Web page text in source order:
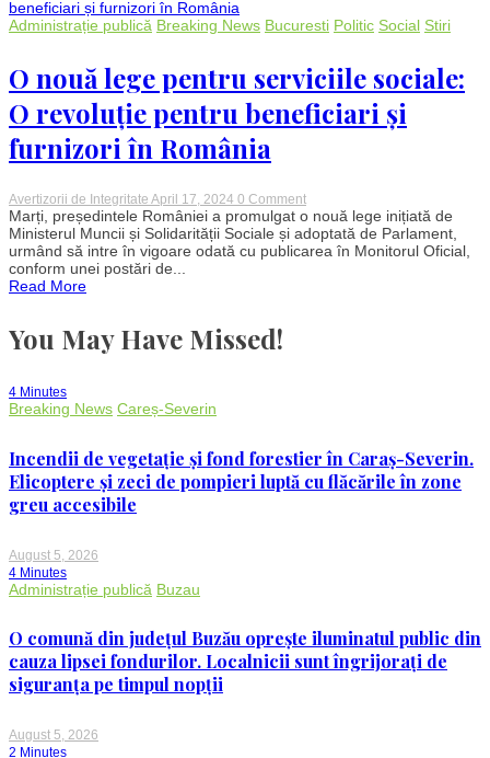
cu
1
Administrație publică Breaking News Bucuresti Politic Social Stiri
O nouă lege pentru serviciile sociale:
O revoluție pentru beneficiari și
furnizori în România
Avertizorii de Integritate April 17, 2024 0 Commenton
O
nouă
lege
pentru
Marți, președintele României a promulgat o nouă lege inițiată de
Ministerul Muncii și Solidarității Sociale și adoptată de Parlament,
urmând să intre în vigoare odată cu publicarea în Monitorul Oficial,
conform unei postări de...
Read More
You May Have Missed!
4 Minutes
Breaking News Careș-Severin
Incendii de vegetație și fond forestier în Caraș-Severin.
Elicoptere și zeci de pompieri luptă cu flăcările în zone
greu accesibile
August 5, 2026
4 Minutes
Administrație publică Buzau
O comună din județul Buzău oprește iluminatul public din
cauza lipsei fondurilor. Localnicii sunt îngrijorați de
siguranța pe timpul nopții
August 5, 2026
2 Minutes